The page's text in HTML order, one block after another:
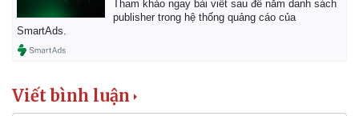
Tham khảo ngay bài viết sau để nắm danh sách
publisher trong hệ thống quảng cáo của
SmartAds.
Viết bình luận